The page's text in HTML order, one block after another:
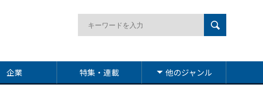
企業 特集・連載 他のジャンル